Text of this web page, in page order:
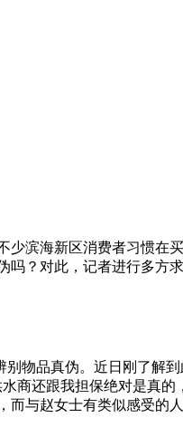
滨海新区消费者习惯
？对此，记者进行多方求
品真伪。近日刚了解
商还跟我担保绝对是真
与赵女士有类似感受的